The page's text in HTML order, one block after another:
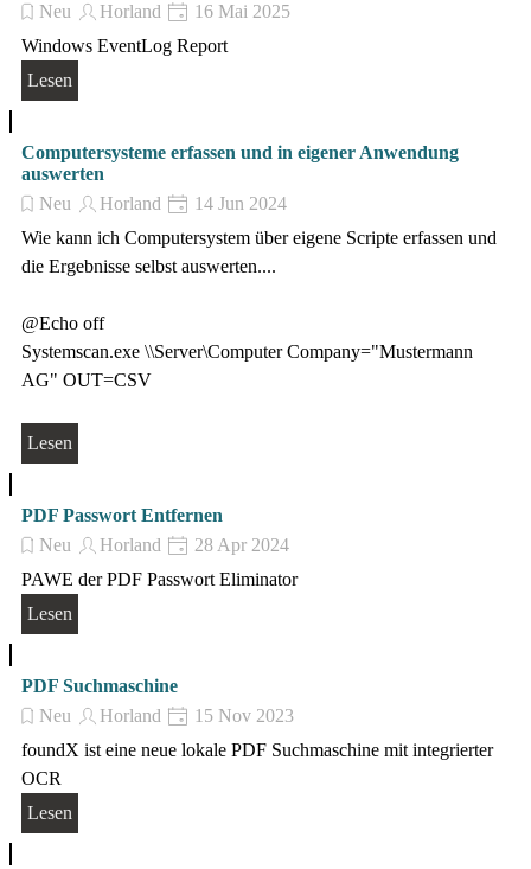
Neu
Horland
16 Mai 2025
Windows EventLog Report
Lesen
Computersysteme erfassen und in eigener Anwendung
auswerten
Neu
Horland
14 Jun 2024
Wie kann ich Computersystem über eigene Scripte erfassen und
die Ergebnisse selbst auswerten....
@Echo off
Systemscan.exe \\Server\Computer Company="Mustermann
AG" OUT=CSV
Lesen
PDF Passwort Entfernen
Neu
Horland
28 Apr 2024
PAWE der PDF Passwort Eliminator
Lesen
PDF Suchmaschine
Neu
Horland
15 Nov 2023
foundX ist eine neue lokale PDF Suchmaschine mit integrierter
OCR
Lesen